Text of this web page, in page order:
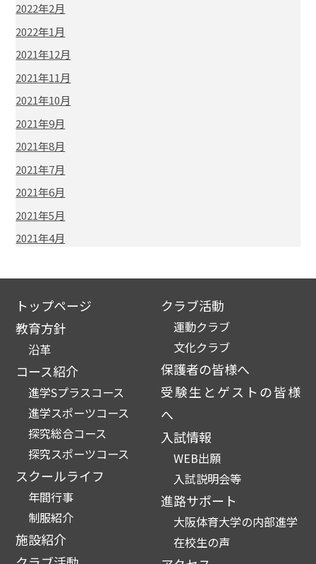
2022年2月
2022年1月
2021年12月
2021年11月
2021年10月
2021年9月
2021年8月
2021年7月
2021年6月
2021年5月
2021年4月
トップページ
教育方針
沿革
コース紹介
進学Sプラスコース
進学スポーツコース
探究総合コース
探究スポーツコース
スクールライフ
年間行事
制服紹介
施設紹介
クラブ活動
運動クラブ
文化クラブ
保護者の皆様へ
受験生とゲストの皆様
へ
入試情報
WEB出願
入試説明会等
進路サポート
大阪体育大学の内部進学
在校生の声